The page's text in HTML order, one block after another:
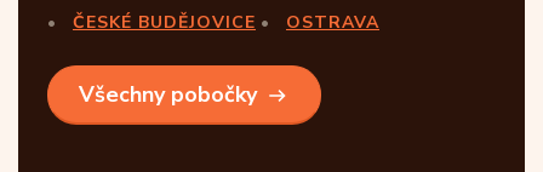
ČESKÉ BUDĚJOVICE
OSTRAVA
Všechny pobočky